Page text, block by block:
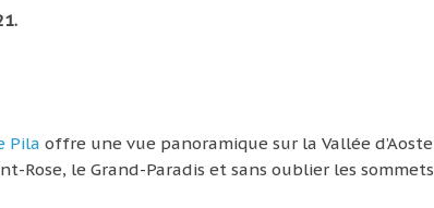
Pila offre une vue panoramique sur la Vallée d’Aoste
Rose, le Grand-Paradis et sans oublier les sommets